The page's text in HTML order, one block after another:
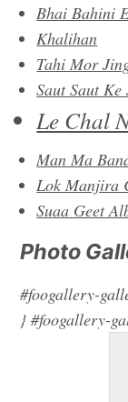
Bhai Bahini
Khalihan
Tahi Mor
Saut Saut Ke
Le Chal
Man Ma
Lok Manjira
Suaa Geet
Photo
#foogallery-
} #foogallery-